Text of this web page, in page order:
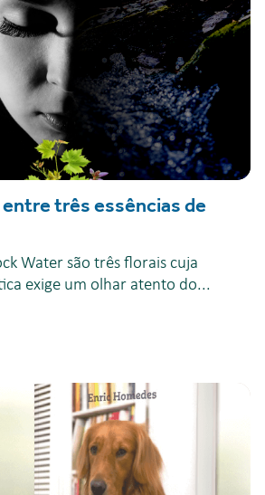
três essências de
Water são três florais cuja
exige um olhar atento do...